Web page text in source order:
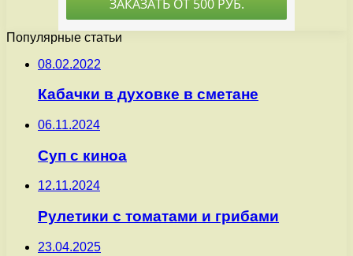
Популярные статьи
08.02.2022
Кабачки в духовке в сметане
06.11.2024
Суп с киноа
12.11.2024
Рулетики с томатами и грибами
23.04.2025